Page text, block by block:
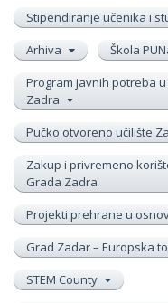
Stipendiranje učenika i
Arhiva
Škola
Program javnih potreba
Zadra
Pučko otvoreno učilište
Zakup i privremeno
Grada Zadra
Projekti prehrane u
Grad Zadar – Europska
STEM County